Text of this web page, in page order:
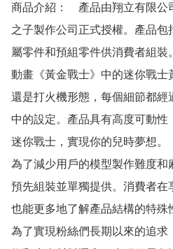
商品介紹：　產品由翔立有限公
之子製作公司正式授權。產品
屬零件和預組零件供消費者組裝
動畫《黃金戰士》中的迷你戰
還是打火機形態，每個細節都
中的設定。產品具有高度可動
迷你戰士，實現你的兒時夢想。
為了減少用戶的模型製作難度和
預先組裝並單獨提供。消費者在
也能更多地了解產品結構的特殊
為了實現粉絲們長期以來的追